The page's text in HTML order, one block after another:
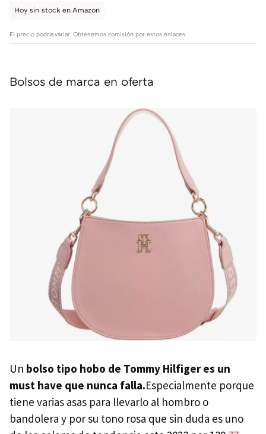
Hoy sin stock en Amazon
El precio podría variar. Obtenemos comisión por estos enlaces
Bolsos de marca en oferta
Un bolso tipo hobo de Tommy Hilfiger es un
must have que nunca falla.Especialmente porque
tiene varias asas para llevarlo al hombro o
bandolera y por su tono rosa que sin duda es uno